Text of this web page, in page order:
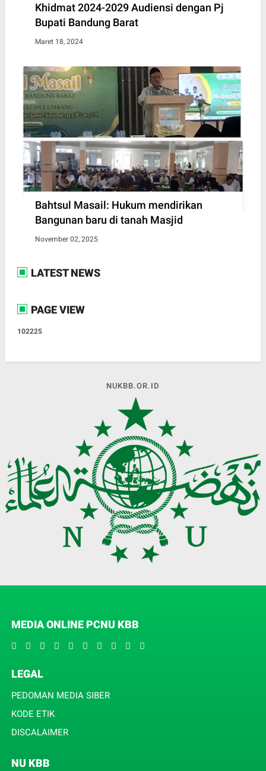
Khidmat 2024-2029 Audiensi dengan Pj
Bupati Bandung Barat
Maret 18, 2024
Bahtsul Masail: Hukum mendirikan
Bangunan baru di tanah Masjid
November 02, 2025
LATEST NEWS
PAGE VIEW
102225
NUKBB.OR.ID
MEDIA ONLINE PCNU KBB
LEGAL
PEDOMAN MEDIA SIBER
KODE ETIK
DISCALAIMER
NU KBB